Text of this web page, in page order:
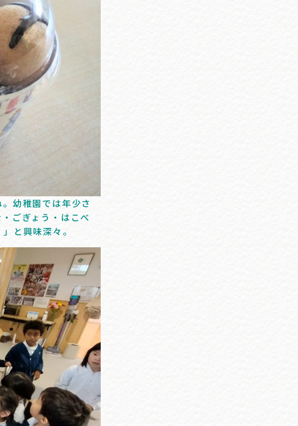
幼稚園では年少さ
ごぎょう・はこべ
と興味深々。